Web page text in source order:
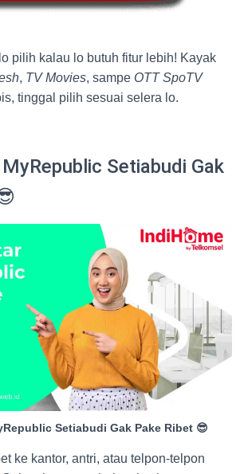
pilih kalau lo butuh fitur lebih! Kayak
, TV Movies, sampe OTT SpoTV
tinggal pilih sesuai selera lo.
Setiabudi Gak
Setiabudi Gak Pake Ribet 😎
ke kantor, antri, atau telpon-telpon